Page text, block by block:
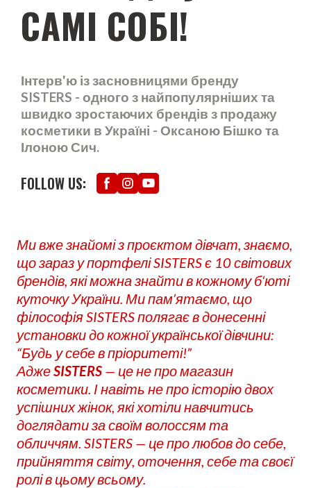
САМІ СОБІ!
Інтерв'ю із засновницями бренду
SISTERS - одного з найпопулярніших та
швидко зростаючих брендів з продажу
косметики в Україні - Оксаною Бішко та
Ілоною Сич.
FOLLOW US:
Ми вже знайомі з проєктом дівчат, знаємо,
що зараз у портфелі SISTERS є 10 світових
брендів, які можна знайти в кожному б‘юті
куточку України. Ми пам’ятаємо, що
філософія SISTERS полягає в донесенні
установки до кожної української дівчини:
“Будь у себе в пріоритеті!”
АджеSISTERS — це не про магазин
косметики. І навіть не про історію двох
успішних жінок, які хотіли навчитись
доглядати за своїм волоссям та
обличчям. SISTERS — це про любов до себе,
прийняття світу, оточення, себе та своєї
ролі в цьому всьому.